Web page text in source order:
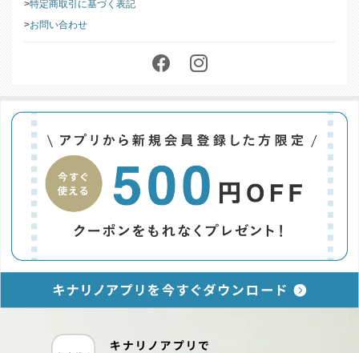
特定商取引に基づく表記
お問い合わせ